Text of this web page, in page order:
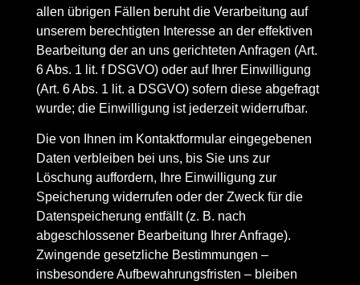
allen übrigen Fällen beruht die Verarbeitung auf
unserem berechtigten Interesse an der effektiven
Bearbeitung der an uns gerichteten Anfragen (Art.
6 Abs. 1 lit. f DSGVO) oder auf Ihrer Einwilligung
(Art. 6 Abs. 1 lit. a DSGVO) sofern diese abgefragt
wurde; die Einwilligung ist jederzeit widerrufbar.
Die von Ihnen im Kontaktformular eingegebenen
Daten verbleiben bei uns, bis Sie uns zur
Löschung auffordern, Ihre Einwilligung zur
Speicherung widerrufen oder der Zweck für die
Datenspeicherung entfällt (z. B. nach
abgeschlossener Bearbeitung Ihrer Anfrage).
Zwingende gesetzliche Bestimmungen –
insbesondere Aufbewahrungsfristen – bleiben